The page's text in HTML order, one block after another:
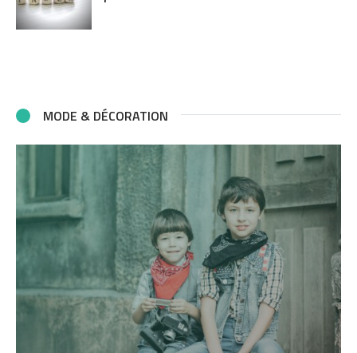
MODE & DÉCORATION